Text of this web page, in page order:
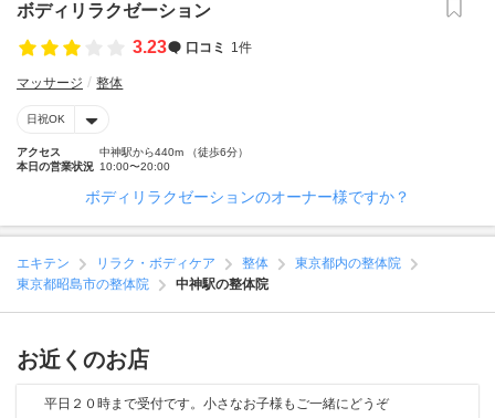
ボディリラクゼーション
3.23
口コミ 1件
マッサージ 整体
日祝OK
アクセス
中神駅から440m （徒歩6分）
本日の営業状況 10:00〜20:00
ボディリラクゼーションのオーナー様ですか？
エキテン リラク・ボディケア 整体
東京都内の整体院
東京都昭島市の整体院
中神駅の整体院
お近くのお店
平日２０時まで受付です。小さなお子様もご一緒にどうぞ